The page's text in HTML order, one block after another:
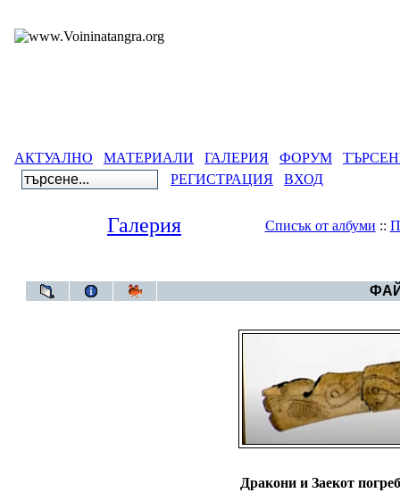
АКТУАЛНО МАТЕРИАЛИ ГАЛЕРИЯ ФОРУМ
РЕГИСТРАЦИЯ
ВХОД
Галерия Списък от албуми ::
Дракони и Заекот